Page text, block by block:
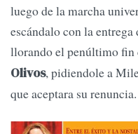
luego de la marcha
escándalo con la
llorando el penúltimo fin
Olivos, pidiendole a
que aceptara su renuncia.